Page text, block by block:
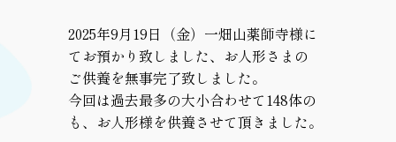
2025年9月19日（金）一畑山薬師寺様に
てお預かり致しました、お人形さまの
ご供養を無事完了致しました。
今回は過去最多の大小合わせて148体の
も、お人形様を供養させて頂きました。